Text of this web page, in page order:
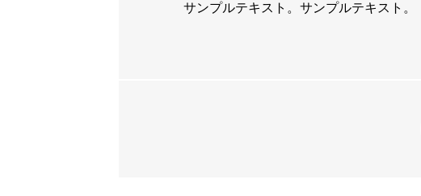
サンプルテキスト。サンプルテキスト。